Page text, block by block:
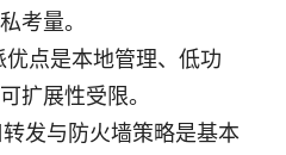
考量。
点是本地管理、低功
扩展性受限。
发与防火墙策略是基本